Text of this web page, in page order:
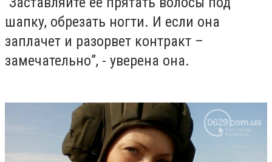
шапку, обрезать ногти. И если она
заплачет и разорвет контракт –
замечательно”, - уверена она.